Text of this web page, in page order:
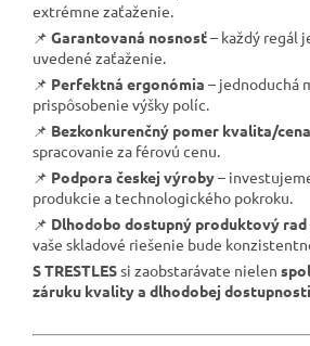
extrémne zaťaženie.
📌 Garantovaná nosnosť– každý regál
uvedené zaťaženie.
📌 Perfektná ergonómia – jednoduchá
prispôsobenie výšky políc.
📌 Bezkonkurenčný pomer kvalita/cena
spracovanie za férovú cenu.
📌 Podpora českej výroby–
produkcie a technologického pokroku.
📌 Dlhodobo dostupný produktový rad
vaše skladové riešenie bude
S TRESTLESsi zaobstarávate nielen
záruku kvality a dlhodobej